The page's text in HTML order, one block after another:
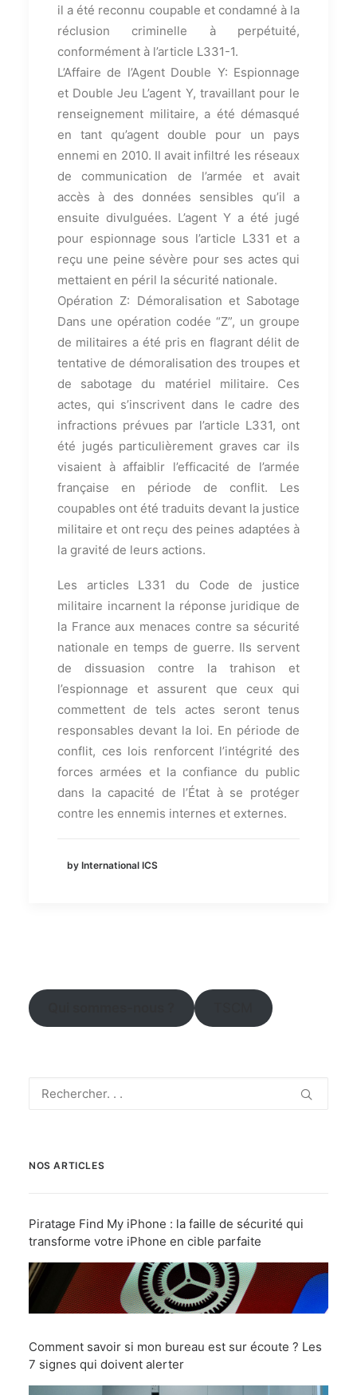
il a été reconnu coupable et condamné à la
réclusion criminelle à perpétuité,
conformément à l’article L331-1.
L’Affaire de l’Agent Double Y: Espionnage
et Double Jeu L’agent Y, travaillant pour le
renseignement militaire, a été démasqué
en tant qu’agent double pour un pays
ennemi en 2010. Il avait infiltré les réseaux
de communication de l’armée et avait
accès à des données sensibles qu’il a
ensuite divulguées. L’agent Y a été jugé
pour espionnage sous l’article L331 et a
reçu une peine sévère pour ses actes qui
mettaient en péril la sécurité nationale.
Opération Z: Démoralisation et Sabotage
Dans une opération codée “Z”, un groupe
de militaires a été pris en flagrant délit de
tentative de démoralisation des troupes et
de sabotage du matériel militaire. Ces
actes, qui s’inscrivent dans le cadre des
infractions prévues par l’article L331, ont
été jugés particulièrement graves car ils
visaient à affaiblir l’efficacité de l’armée
française en période de conflit. Les
coupables ont été traduits devant la justice
militaire et ont reçu des peines adaptées à
la gravité de leurs actions.
Les articles L331 du Code de justice
militaire incarnent la réponse juridique de
la France aux menaces contre sa sécurité
nationale en temps de guerre. Ils servent
de dissuasion contre la trahison et
l’espionnage et assurent que ceux qui
commettent de tels actes seront tenus
responsables devant la loi. En période de
conflit, ces lois renforcent l’intégrité des
forces armées et la confiance du public
dans la capacité de l’État à se protéger
contre les ennemis internes et externes.
by International ICS
NOS ARTICLES
Piratage Find My iPhone : la faille de sécurité qui
transforme votre iPhone en cible parfaite
Comment savoir si mon bureau est sur écoute ? Les
7 signes qui doivent alerter